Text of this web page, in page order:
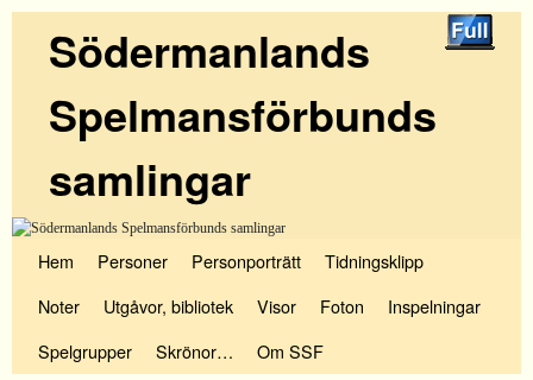
Södermanlands
Spelmansförbunds
samlingar
Hem Personer Personporträtt
Tidningsklipp
Noter
Utgåvor, bibliotek Visor Foton
Inspelningar
Spelgrupper
Skrönor… Om SSF